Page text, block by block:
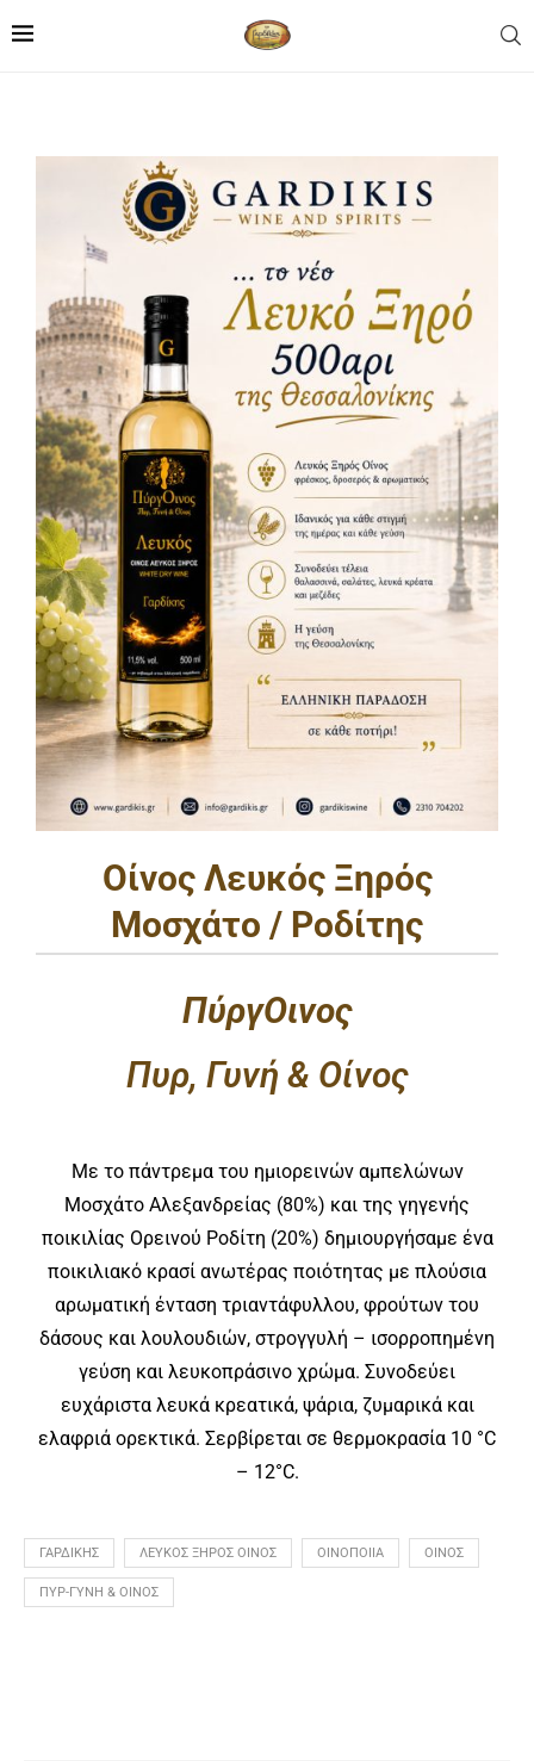
Οίνος Λευκός Ξηρός
Moσχάτο / Ροδίτης
ΠύργΟινος
Πυρ, Γυνή & Οίνος
Με το πάντρεμα του ημιορεινών αμπελώνων
Μοσχάτο Αλεξανδρείας (80%) και της γηγενής
ποικιλίας Ορεινού Ροδίτη (20%) δημιουργήσαμε ένα
ποικιλιακό κρασί ανωτέρας ποιότητας με πλούσια
αρωματική ένταση τριαντάφυλλου, φρούτων του
δάσους και λουλουδιών, στρογγυλή – ισορροπημένη
γεύση και λευκοπράσινο χρώμα. Συνοδεύει
ευχάριστα λευκά κρεατικά, ψάρια, ζυμαρικά και
ελαφριά ορεκτικά. Σερβίρεται σε θερμοκρασία 10 °C
– 12°C.
ΓΑΡΔΙΚΗΣ ΛΕΥΚΟΣ ΞΗΡΟΣ ΟΙΝΟΣ ΟΙΝΟΠΟΙΙΑ ΟΙΝΟΣ
ΠΥΡ-ΓΥΝΗ & ΟΙΝΟΣ